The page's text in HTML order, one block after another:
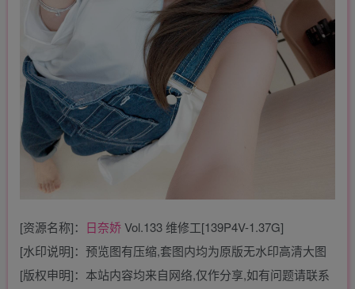
[资源名称]： 日奈娇Vol.133 维修工[139P4V-1.37G]
[水印说明]：预览图有压缩,套图内均为原版无水印高清大图
[版权申明]：本站内容均来自网络,仅作分享,如有问题请联系